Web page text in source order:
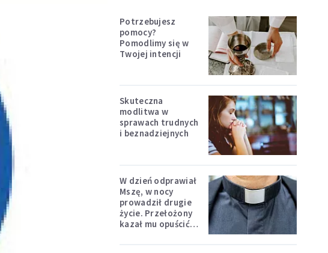
Potrzebujesz
pomocy?
Pomodlimy się w
Twojej intencji
Skuteczna
modlitwa w
sprawach trudnych
i beznadziejnych
W dzień odprawiał
Mszę, w nocy
prowadził drugie
życie. Przełożony
kazał mu opuścić